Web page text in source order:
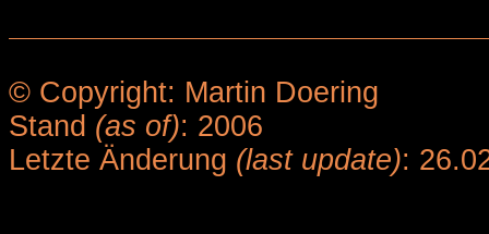
© Copyright: Martin Doering
Stand (as of): 2006
Letzte Änderung (last update):